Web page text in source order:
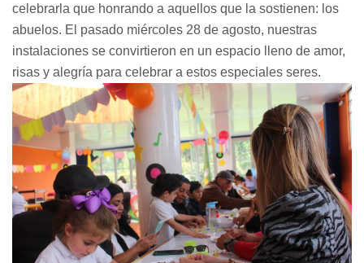
celebrarla que honrando a aquellos que la sostienen: los
abuelos. El pasado miércoles 28 de agosto, nuestras
instalaciones se convirtieron en un espacio lleno de amor,
risas y alegría para celebrar a estos especiales seres.